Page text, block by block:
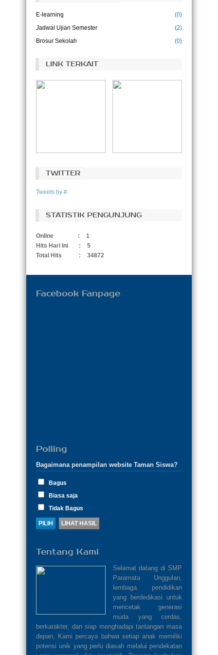
E-learning
(0)
Jadwal Ujian Semester
(2)
Brosur Sekolah
(0)
LINK TERKAIT
TWITTER
Tweets by #
STATISTIK PENGUNJUNG
Online :
1
Hits Hari Ini
:
5
Total Hits
: 34872
Facebook Fanpage
Polling
Bagaimana penampilan website Taman Siswa?
Bagus
Biasa saja
Tidak Bagus
Tentang Kami
Selamat datang di SMP
Paramata Unggulan,
lembaga pendidikan
yang berdedikasi untuk
mencetak generasi
muda yang cerdas,
berkarakter, dan siap menghadapi tantangan masa
depan. Kami percaya bahwa setiap anak memiliki
potensi unik yang perlu diasah melalui pendekatan